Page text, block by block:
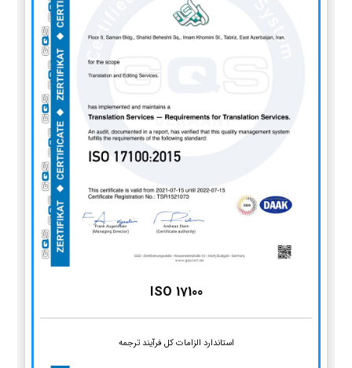
ISO 17100
استاندارد الزامات کل فرآیند ترجمه